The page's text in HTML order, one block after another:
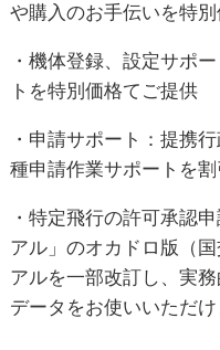
や購入のお手伝いを特
・機体登録、設定サポ
トを特別価格てご提供
・申請サポート：提携
種申請作業サポートを
・特定飛行の許可承認
アル」のオカドロ版（
アルを一部改訂し、実
データをお使いいただ